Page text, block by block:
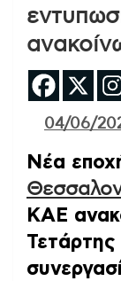
04/06/
Νέα
ΚΑΕ
Τετάρτης